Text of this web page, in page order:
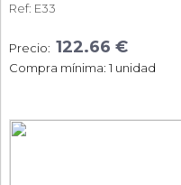
Ref: E33
Precio: 122.66 €
Compra mínima: 1 unidad